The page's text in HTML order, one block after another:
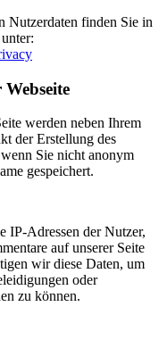
Nutzerdaten finden Sie in
werden neben Ihrem
der Erstellung des
Sie nicht anonym
gespeichert.
IP-Adressen der Nutzer,
auf unserer Seite
wir diese Daten, um
oder
zu können.